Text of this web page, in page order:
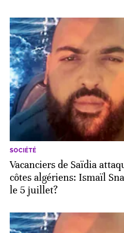
SOCIÉTÉ
Vacanciers de Saïdia
côtes algériens: Ismaïl
le 5 juillet?